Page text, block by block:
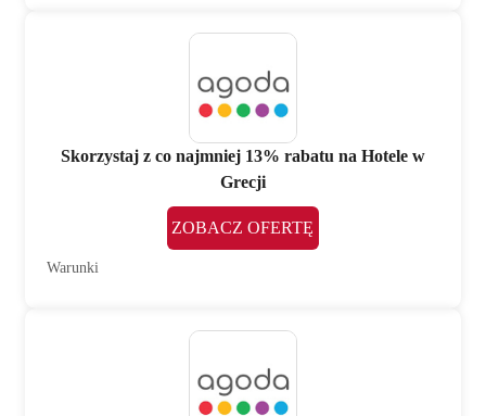
Skorzystaj z co najmniej 13% rabatu na Hotele w
Grecji
ZOBACZ OFERTĘ
Warunki